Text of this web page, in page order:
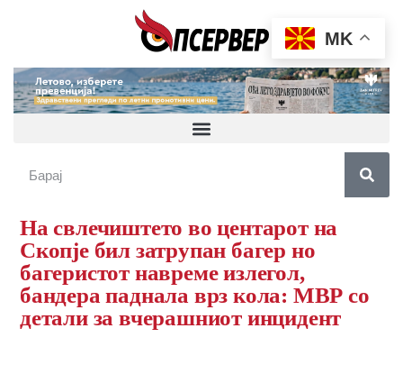
На свлечиштето во центарот на
Скопје бил затрупан багер но
багеристот навреме излегол,
бандера паднала врз кола: МВР со
детали за вчерашниот инцидент
MK